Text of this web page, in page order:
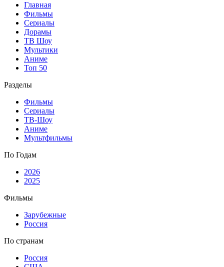
Главная
Фильмы
Сериалы
Дорамы
ТВ Шоу
Мультики
Аниме
Топ 50
Разделы
Фильмы
Сериалы
ТВ-Шоу
Аниме
Мультфильмы
По Годам
2026
2025
Фильмы
Зарубежные
Россия
По странам
Россия